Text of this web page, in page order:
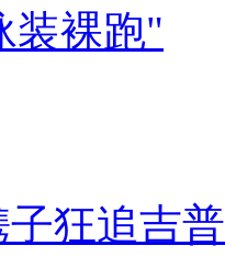
装裸跑"
狂追吉